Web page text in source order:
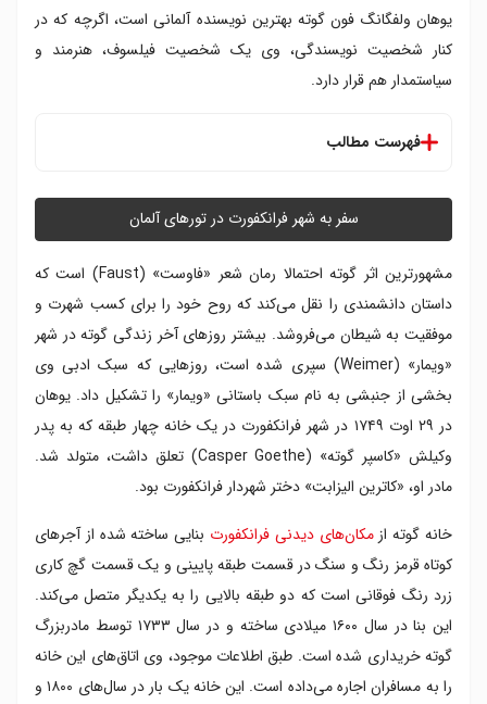
یوهان ولفگانگ فون گوته بهترین نویسنده آلمانی است، اگرچه که در
کنار شخصیت نویسندگی، وی یک شخصیت فیلسوف، هنرمند و
سیاستمدار هم قرار دارد.
فهرست مطالب
موزه گوته
بازدید از خانه و موزه گوته
سفر به شهر فرانکفورت در تورهای آلمان
مشهورترین اثر گوته احتمالا رمان شعر «فاوست» (Faust) است که
داستان دانشمندی را نقل می‌کند که روح خود را برای کسب شهرت و
موفقیت به شیطان می‌فروشد. بیشتر روزهای آخر زندگی گوته در شهر
«ویمار» (Weimer) سپری شده است، روزهایی که سبک ادبی وی
بخشی از جنبشی به نام سبک باستانی «ویمار» را تشکیل داد. یوهان
در ۲۹ اوت ۱۷۴۹ در شهر فرانکفورت در یک خانه چهار طبقه که به پدر
وکیلش «کاسپر گوته» (Casper Goethe) تعلق داشت، متولد شد.
مادر او، «کاترین الیزابت» دختر شهردار فرانکفورت بود.
خانه گوته ازمکان‌های دیدنی فرانکفورت بنایی ساخته شده از آجرهای
کوتاه قرمز رنگ و سنگ در قسمت طبقه پایینی و یک قسمت گچ کاری
زرد رنگ فوقانی است که دو طبقه بالایی را به یکدیگر متصل می‌کند.
این بنا در سال ۱۶۰۰ میلادی ساخته و در سال ۱۷۳۳ توسط مادربزرگ
گوته خریداری شده است. طبق اطلاعات موجود، وی اتاق‌های این خانه
را به مسافران اجاره می‌داده است. این خانه یک بار در سال‌های ۱۸۰۰ و